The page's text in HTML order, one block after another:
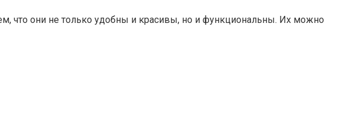
что они не только удобны и красивы, но и функциональны. Их можно